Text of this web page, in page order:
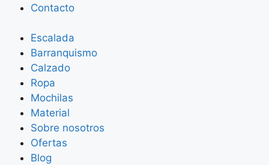
Contacto
Escalada
Barranquismo
Calzado
Ropa
Mochilas
Material
Sobre nosotros
Ofertas
Blog